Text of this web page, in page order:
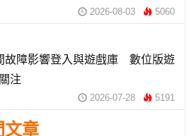
2026-08-03 5060
故障影響登入與遊戲庫 數位版遊
注
2026-07-28 5191
章